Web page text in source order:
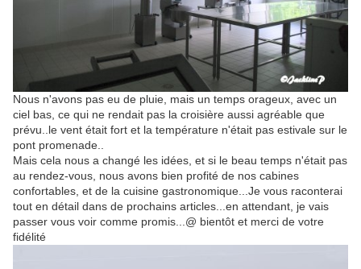
Nous n'avons pas eu de pluie, mais un temps orageux, avec un
ciel bas, ce qui ne rendait pas la croisière aussi agréable que
prévu..le vent était fort et la température n'était pas estivale sur le
pont promenade..
Mais cela nous a changé les idées, et si le beau temps n'était pas
au rendez-vous, nous avons bien profité de nos cabines
confortables, et de la cuisine gastronomique...Je vous raconterai
tout en détail dans de prochains articles...en attendant, je vais
passer vous voir comme promis...@ bientôt et merci de votre
fidélité